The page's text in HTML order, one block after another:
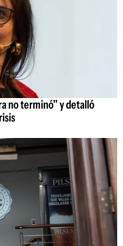
no terminó" y detalló